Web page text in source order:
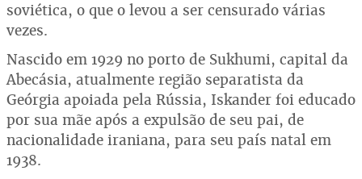
soviética, o que o levou a ser censurado várias
vezes.
Nascido em 1929 no porto de Sukhumi, capital da
Abecásia, atualmente região separatista da
Geórgia apoiada pela Rússia, Iskander foi educado
por sua mãe após a expulsão de seu pai, de
nacionalidade iraniana, para seu país natal em
1938.